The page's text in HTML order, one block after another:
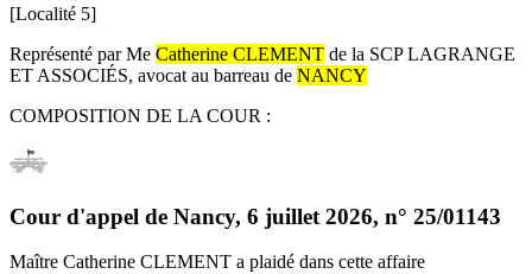
[Localité 5]
Représenté par Me Catherine CLEMENT de la SCP LAGRANGE
ET ASSOCIÉS, avocat au barreau de NANCY
COMPOSITION DE LA COUR :
Cour d'appel de Nancy, 6 juillet 2026, n° 25/01143
Maître Catherine CLEMENT a plaidé dans cette affaire